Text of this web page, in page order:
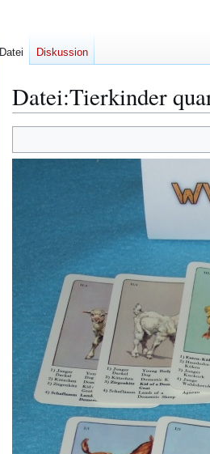
Datei:Tierkinder
Navigation
Suche
Datei Diskussion